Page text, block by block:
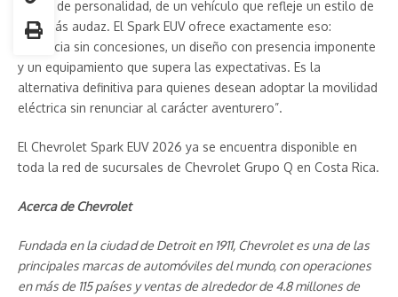
deseo de personalidad, de un vehículo que refleje un estilo de
vida más audaz. El Spark EUV ofrece exactamente eso:
eficiencia sin concesiones, un diseño con presencia imponente
y un equipamiento que supera las expectativas. Es la
alternativa definitiva para quienes desean adoptar la movilidad
eléctrica sin renunciar al carácter aventurero”.
El Chevrolet Spark EUV 2026 ya se encuentra disponible en
toda la red de sucursales de Chevrolet Grupo Q en Costa Rica.
Acerca de Chevrolet
Fundada en la ciudad de Detroit en 1911, Chevrolet es una de las
principales marcas de automóviles del mundo, con operaciones
en más de 115 países y ventas de alrededor de 4.8 millones de